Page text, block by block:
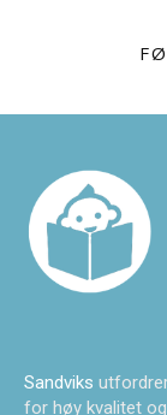
Sandviks
for høy kvalitet